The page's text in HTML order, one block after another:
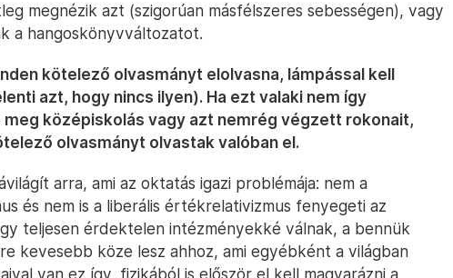
megnézik azt (szigorúan másfélszeres sebességen), vagy
a hangoskönyvváltozatot.
kötelező olvasmányt elolvasna, lámpással kell
azt, hogy nincs ilyen). Ha ezt valaki nem így
középiskolás vagy azt nemrég végzett rokonait,
olvasmányt olvastak valóban el.
arra, ami az oktatás igazi problémája: nem a
és nem is a liberális értékrelativizmus fenyegeti az
teljesen érdektelen intézményekké válnak, a bennük
kevesebb köze lesz ahhoz, ami egyébként a világban
van ez így, fizikából is először el kell magyarázni a